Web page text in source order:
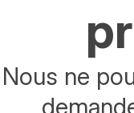
Nous ne